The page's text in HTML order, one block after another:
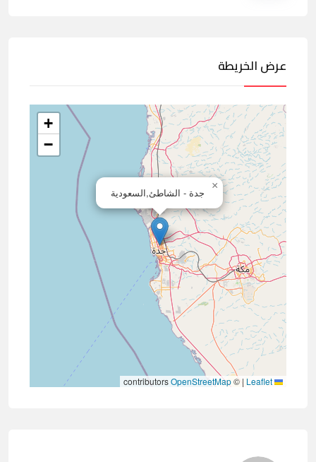
عرض الخريطة
جدة - الشاطئ,السعودية
×
+
−
|
©
OpenStreetMap